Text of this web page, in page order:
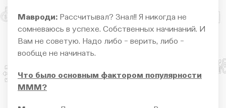
Мавроди: Рассчитывал? Знал!! Я никогда не
сомневаюсь в успехе. Собственных начинаний. И
Вам не советую. Надо либо − верить, либо −
вообще не начинать.
Что было основным фактором популярности
МММ?